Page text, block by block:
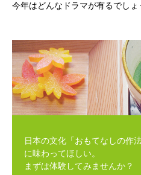
今年はどんなドラマが有るでしょ
日本の文化「おもてなしの作
に味わってほしい。
まずは体験してみませんか？